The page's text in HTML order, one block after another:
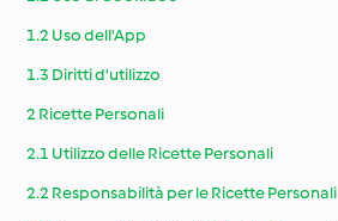
1.2 Uso dell'App
1.3 Diritti d'utilizzo
2 Ricette Personali
2.1 Utilizzo delle Ricette Personali
2.2 Responsabilità per le Ricette Personali